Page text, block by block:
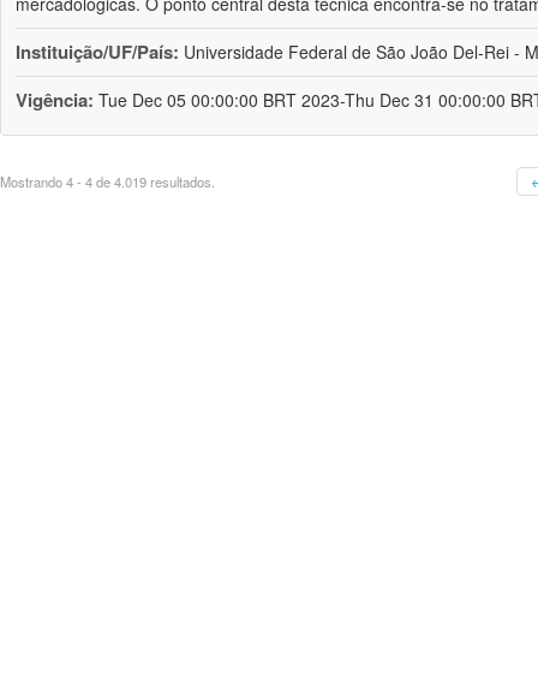
Instituição/UF/País: Universidade Federal de São João Del-Rei -
Vigência: Tue Dec 05 00:00:00 BRT 2023-Thu Dec 31 00:00:00
Mostrando 4 - 4 de 4.019 resultados.